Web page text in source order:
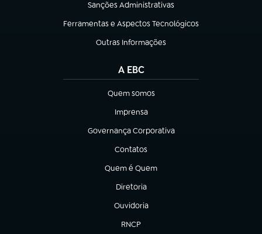
Sanções Administrativas
(abre em nova aba)
Ferramentas e Aspectos Tecnológicos
(abre em nova aba)
Outras Informações
(abre em nova aba)
A EBC
Quem somos
(abre em nova aba)
Imprensa
(abre em nova aba)
Governança Corporativa
(abre em nova aba)
Contatos
(abre em nova aba)
Quem é Quem
(abre em nova aba)
Diretoria
(abre em nova aba)
Ouvidoria
(abre em nova aba)
RNCP
(abre em nova aba)